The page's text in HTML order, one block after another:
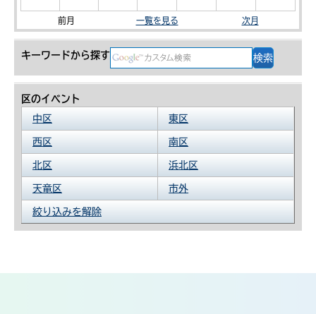
前月 一覧を見る 次月
キーワードから探す
区のイベント
中区
東区
西区 南区
北区 浜北区
天竜区 市外
絞り込みを解除